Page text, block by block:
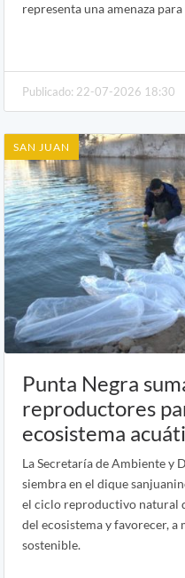
representa una amenaza
Publicado: 22-07-2026 18:30
SAN JUAN
Punta Negra
reproductores
ecosistema
La Secretaría de Ambiente y
siembra en el dique
el ciclo reproductivo natural
del ecosistema y favorecer, a
sostenible.